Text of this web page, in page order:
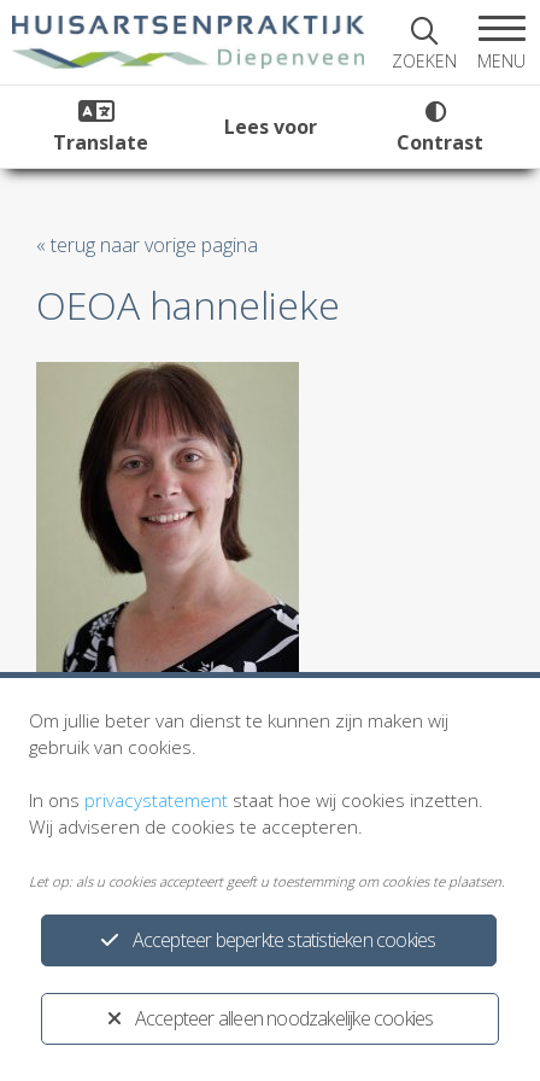
ZOEKEN MENU
Translate
Lees voor
Contrast
« terug naar vorige pagina
OEOA hannelieke
Privacystatement Cookiewetgeving Disclaimer
Ontwikkeld door: Yardzorgsites.nl
Accepteer alleen noodzakelijke cookies
Accepteer beperkte statistieken cookies
Om jullie beter van dienst te kunnen zijn maken wij
gebruik van cookies.
In ons privacystatement staat hoe wij cookies inzetten.
Wij adviseren de cookies te accepteren.
Let op: als u cookies accepteert geeft u toestemming om cookies te plaatsen.